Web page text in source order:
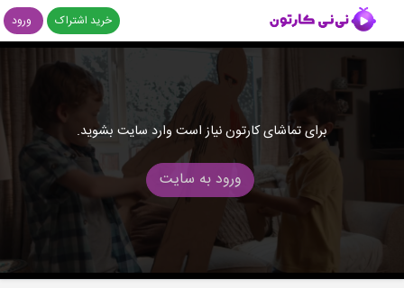
خرید اشتراک ورود
برای تماشای کارتون نیاز است وارد سایت بشوید.
ورود به سایت